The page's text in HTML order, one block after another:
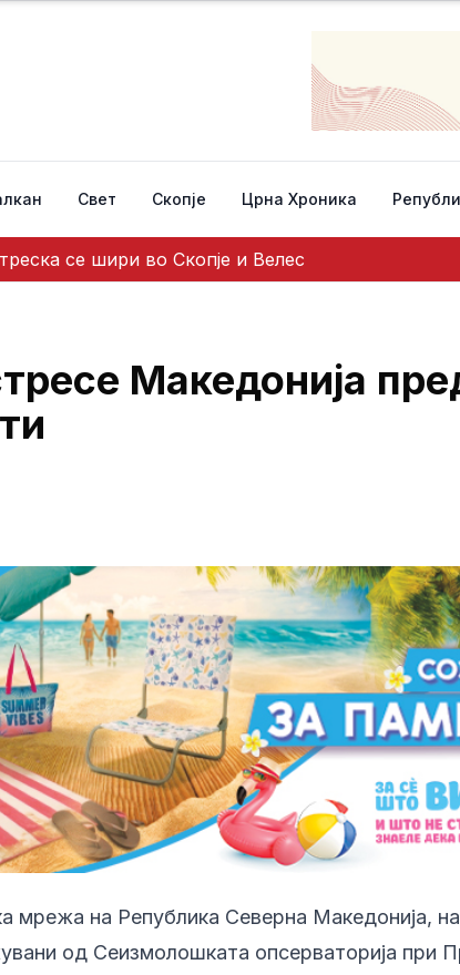
Свет Скопје Црна Хроника
се шири во Скопје и Велес
Македонија
мрежа на Република Северна Македонија,
од Сеизмолошката опсерваторија при